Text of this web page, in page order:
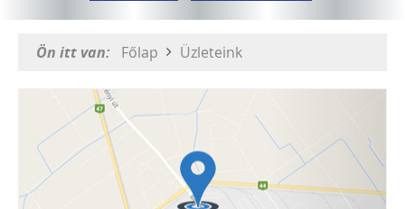
Ön itt van: Főlap Üzleteink